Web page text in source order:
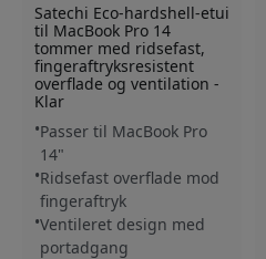
Satechi Eco-hardshell-etui
til MacBook Pro 14
tommer med ridsefast,
fingeraftryksresistent
overflade og ventilation -
Klar
Passer til MacBook Pro
14"
Ridsefast overflade mod
fingeraftryk
Ventileret design med
portadgang